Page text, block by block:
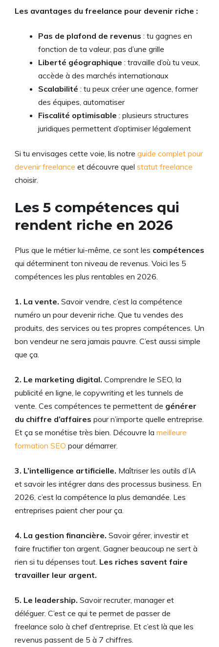
Les avantages du freelance pour devenir riche :
Pas de plafond de revenus : tu gagnes en
fonction de ta valeur, pas d’une grille
Liberté géographique : travaille d’où tu veux,
accède à des marchés internationaux
Scalabilité : tu peux créer une agence, former
des équipes, automatiser
Fiscalité optimisable : plusieurs structures
juridiques permettent d’optimiser légalement
Si tu envisages cette voie, lis notre guide complet pour
devenir freelance et découvre quel statut freelance
choisir.
Les 5 compétences qui
rendent riche en 2026
Plus que le métier lui-même, ce sont les compétences
qui déterminent ton niveau de revenus. Voici les 5
compétences les plus rentables en 2026.
1. La vente. Savoir vendre, c’est la compétence
numéro un pour devenir riche. Que tu vendes des
produits, des services ou tes propres compétences. Un
bon vendeur ne sera jamais pauvre. C’est aussi simple
que ça.
2. Le marketing digital. Comprendre le SEO, la
publicité en ligne, le copywriting et les tunnels de
vente. Ces compétences te permettent de générer
du chiffre d’affaires pour n’importe quelle entreprise.
Et ça se monétise très bien. Découvre la meilleure
formation SEO pour démarrer.
3. L’intelligence artificielle. Maîtriser les outils d’IA
et savoir les intégrer dans des processus business. En
2026, c’est la compétence la plus demandée. Les
entreprises paient cher pour ça.
4. La gestion financière. Savoir gérer, investir et
faire fructifier ton argent. Gagner beaucoup ne sert à
rien si tu dépenses tout. Les riches savent faire
travailler leur argent.
5. Le leadership. Savoir recruter, manager et
déléguer. C’est ce qui te permet de passer de
freelance solo à chef d’entreprise. Et c’est là que les
revenus passent de 5 à 7 chiffres.